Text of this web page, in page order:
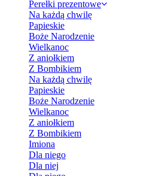
Perełki prezentowe
Na każdą chwilę
Papieskie
Boże Narodzenie
Wielkanoc
Z aniołkiem
Z Bombikiem
Na każdą chwilę
Papieskie
Boże Narodzenie
Wielkanoc
Z aniołkiem
Z Bombikiem
Imiona
Dla niego
Dla niej